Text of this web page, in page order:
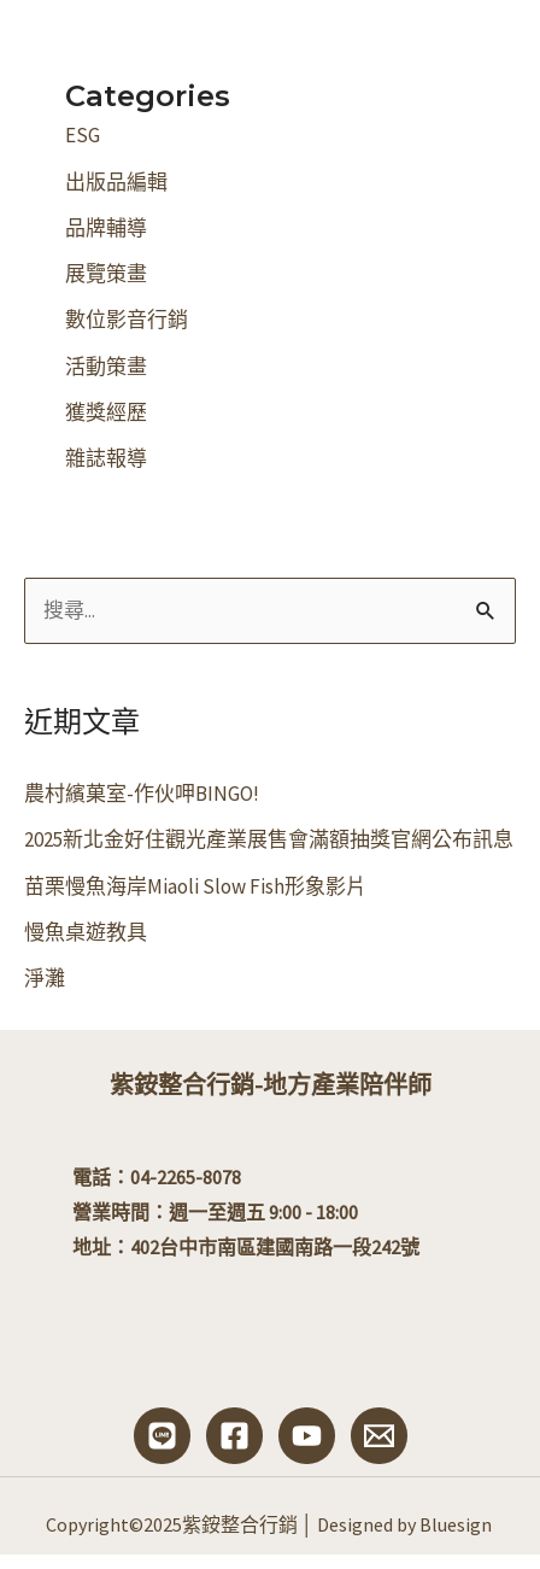
Categories
ESG
出版品編輯
品牌輔導
展覽策畫
數位影音行銷
活動策畫
獲獎經歷
雜誌報導
鍵
字
近期文章
農村繽菓室-作伙呷BINGO!
2025新北金好住觀光產業展售會滿額抽獎官網公布訊息
苗栗慢魚海岸Miaoli Slow Fish形象影片
慢魚桌遊教具
淨灘
紫銨整合行銷-地方產業陪伴師
電話：04-2265-8078
營業時間：週一至週五 9:00 - 18:00
地址： 402台中市南區建國南路一段242號
Copyright©2025紫銨整合行銷 │ Designed by Bluesign